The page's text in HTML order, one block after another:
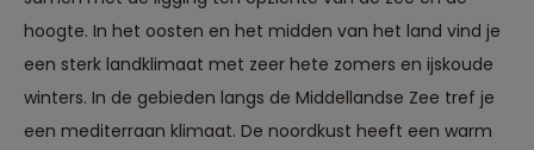
hoogte. In het oosten en het midden van het land vind je
een sterk landklimaat met zeer hete zomers en ijskoude
winters. In de gebieden langs de Middellandse Zee tref je
een mediterraan klimaat. De noordkust heeft een warm